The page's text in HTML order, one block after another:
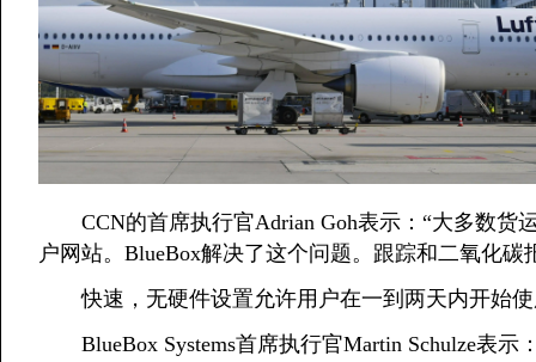
CCN的首席执行官Adrian Goh表示：“大多数货
户网站。BlueBox解决了这个问题。跟踪和二氧化
快速，无硬件设置允许用户在一到两天内开始使
BlueBox Systems首席执行官Martin Schulze表示